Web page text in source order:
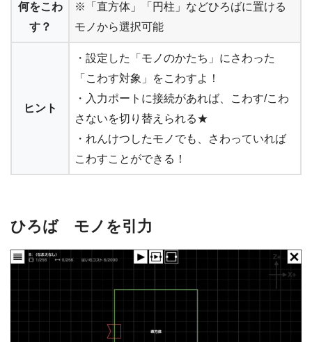
何をこわ
す？
※「直方体」「円柱」などひろばに置ける
モノから選択可能
ヒント
・設定した「モノのかたち」にさわった
「こわす対象」をこわすよ！
・入力ポートに接続があれば、こわす/こわ
さないを切り替えられる★
・れんけつしたモノでも、さわっていれば
こわすことができる！
ひろば モノを引力